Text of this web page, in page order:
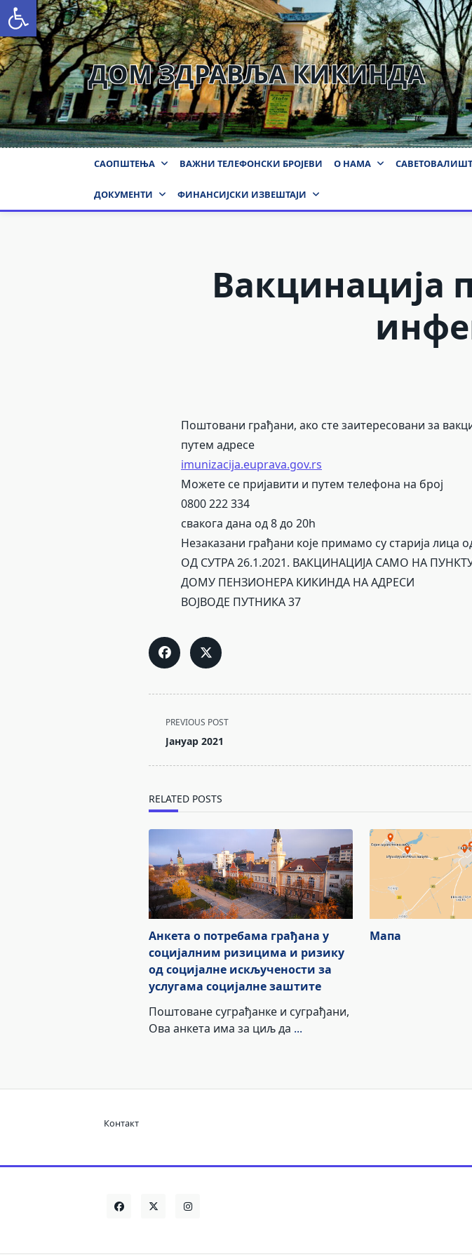
Skip
to
content
ДОМ ЗДРАВЉА КИКИНДА
САОПШТЕЊА ВАЖНИ ТЕЛЕФОНСКИ БРОЈЕВИ О НАМА
ДОКУМЕНТИ ФИНАНСИЈСКИ ИЗВЕШТАЈИ
Вакцинација
Поштовани грађани, ако сте заитересовани за
путем адресе
imunizacija.euprava.gov.rs
Можете се пријавити и путем телефона на број
0800 222 334
свакога дана од 8 до 20h
Незаказани грађани које примамо су старија лица
ОД СУТРА 26.1.2021. ВАКЦИНАЦИЈА САМО НА
ДОМУ ПЕНЗИОНЕРА КИКИНДА НА АДРЕСИ
ВОЈВОДЕ ПУТНИКА 37
<span
class="nav-
reader-
text">Page</span>
PREVIOUS POST
Јануар 2021
RELATED POSTS
Анкета о потребама грађана у
социјалним ризицима и ризику
од социјалне искључености за
услугама социјалне заштите
Поштоване суграђанке и суграђани,
Ова анкета има за циљ да ...
Мапа
Контакт